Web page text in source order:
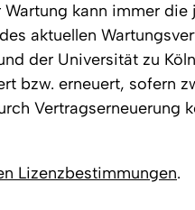
kann immer die
aktuellen
der Universität zu
bzw. erneuert, sofern
Vertragserneuerung
Lizenzbestimmungen.